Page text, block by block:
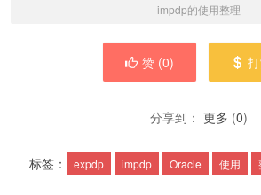
impdp的使用整理
赞 (0)
分享到： 更多 (0)
标签： expdp impdp Oracle 使用